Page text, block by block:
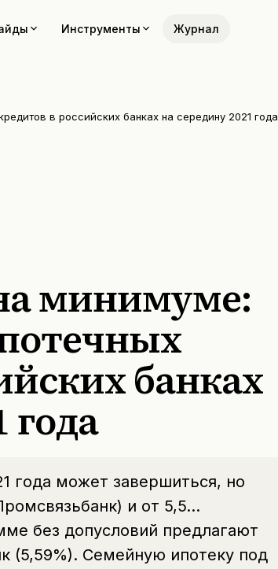
Инструменты Журнал
в российских банках на середину 2021 года
минимуме:
банках
года
года может завершиться, но
и от 5,5…
без допусловий предлагают
(5,59%). Семейную ипотеку под